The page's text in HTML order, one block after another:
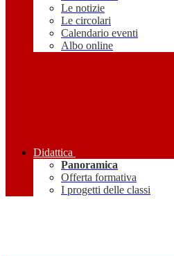
Le notizie
Le circolari
Calendario eventi
Albo online
Didattica
Panoramica
Offerta formativa
I progetti delle classi